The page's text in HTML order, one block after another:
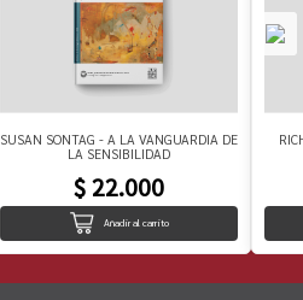
SUSAN SONTAG - A LA VANGUARDIA DE
LA SENSIBILIDAD
$ 22.000
Añadir al carrito